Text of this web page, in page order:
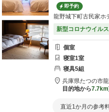
即予約
龍野城下町古民家ホ
新型コロナウイル
個室
寝室1室
寝具5組
兵庫県たつの市
目的地から7.7km
直近1か月の参考